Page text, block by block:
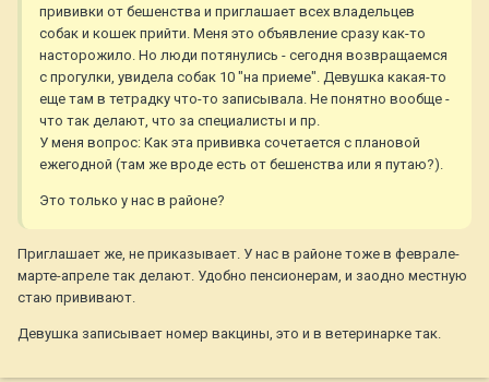
прививки от бешенства и приглашает всех владельцев
собак и кошек прийти. Меня это объявление сразу как-то
насторожило. Но люди потянулись - сегодня возвращаемся
с прогулки, увидела собак 10 "на приеме". Девушка какая-то
еще там в тетрадку что-то записывала. Не понятно вообще -
что так делают, что за специалисты и пр.
У меня вопрос: Как эта прививка сочетается с плановой
ежегодной (там же вроде есть от бешенства или я путаю?).
Это только у нас в районе?
Приглашает же, не приказывает. У нас в районе тоже в феврале-
марте-апреле так делают. Удобно пенсионерам, и заодно местную
стаю прививают.
Девушка записывает номер вакцины, это и в ветеринарке так.